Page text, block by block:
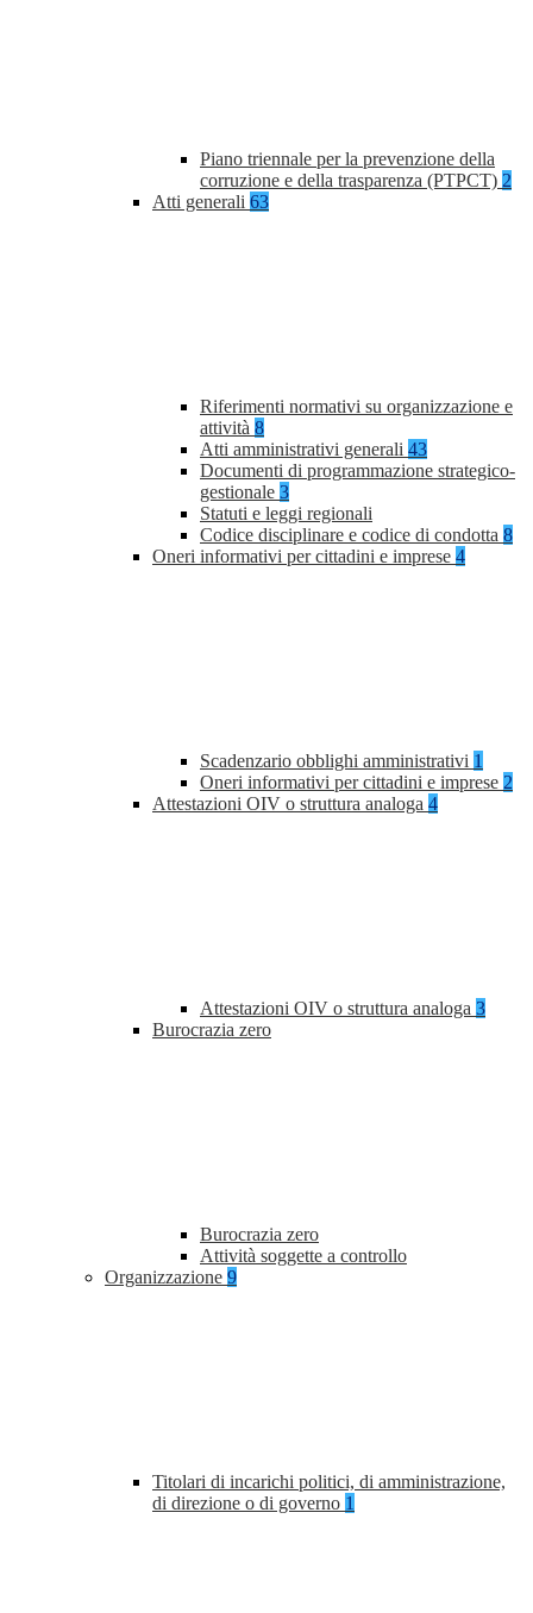
Piano triennale per la prevenzione della
corruzione e della trasparenza (PTPCT) 2
Atti generali 63
Riferimenti normativi su organizzazione e
attività 8
Atti amministrativi generali 43
Documenti di programmazione strategico-
gestionale 3
Statuti e leggi regionali
Codice disciplinare e codice di condotta 8
Oneri informativi per cittadini e imprese 4
Scadenzario obblighi amministrativi 1
Oneri informativi per cittadini e imprese 2
Attestazioni OIV o struttura analoga 4
Attestazioni OIV o struttura analoga 3
Burocrazia zero
Burocrazia zero
Attività soggette a controllo
Organizzazione 9
Titolari di incarichi politici, di amministrazione,
di direzione o di governo 1